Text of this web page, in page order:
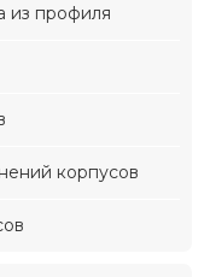
из профиля
корпусов